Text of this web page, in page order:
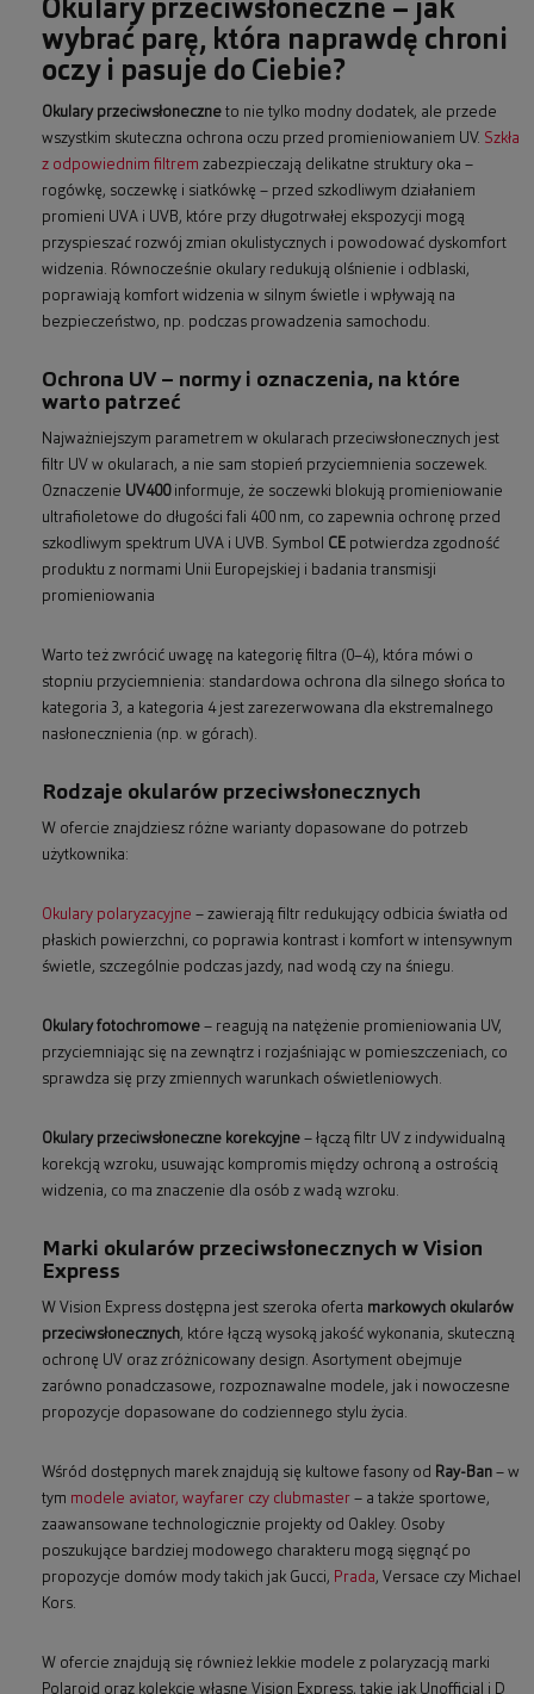
Okulary przeciwsłoneczne – jak
wybrać parę, która naprawdę chroni
oczy i pasuje do Ciebie?
Okulary przeciwsłoneczne to nie tylko modny dodatek, ale przede
wszystkim skuteczna ochrona oczu przed promieniowaniem UV. Szkła
z odpowiednim filtrem zabezpieczają delikatne struktury oka –
rogówkę, soczewkę i siatkówkę – przed szkodliwym działaniem
promieni UVA i UVB, które przy długotrwałej ekspozycji mogą
przyspieszać rozwój zmian okulistycznych i powodować dyskomfort
widzenia. Równocześnie okulary redukują olśnienie i odblaski,
poprawiają komfort widzenia w silnym świetle i wpływają na
bezpieczeństwo, np. podczas prowadzenia samochodu.
Ochrona UV – normy i oznaczenia, na które
warto patrzeć
Najważniejszym parametrem w okularach przeciwsłonecznych jest
filtr UV w okularach, a nie sam stopień przyciemnienia soczewek.
Oznaczenie UV400informuje, że soczewki blokują promieniowanie
ultrafioletowe do długości fali 400 nm, co zapewnia ochronę przed
szkodliwym spektrum UVA i UVB. Symbol CE potwierdza zgodność
produktu z normami Unii Europejskiej i badania transmisji
promieniowania
Warto też zwrócić uwagę na kategorię filtra (0–4), która mówi o
stopniu przyciemnienia: standardowa ochrona dla silnego słońca to
kategoria 3, a kategoria 4 jest zarezerwowana dla ekstremalnego
nasłonecznienia (np. w górach).
Rodzaje okularów przeciwsłonecznych
W ofercie znajdziesz różne warianty dopasowane do potrzeb
użytkownika:
Okulary polaryzacyjne – zawierają filtr redukujący odbicia światła od
płaskich powierzchni, co poprawia kontrast i komfort w intensywnym
świetle, szczególnie podczas jazdy, nad wodą czy na śniegu.
Okulary fotochromowe – reagują na natężenie promieniowania UV,
przyciemniając się na zewnątrz i rozjaśniając w pomieszczeniach, co
sprawdza się przy zmiennych warunkach oświetleniowych.
Okulary przeciwsłoneczne korekcyjne – łączą filtr UV z indywidualną
korekcją wzroku, usuwając kompromis między ochroną a ostrością
widzenia, co ma znaczenie dla osób z wadą wzroku.
Marki okularów przeciwsłonecznych w Vision
Express
W Vision Express dostępna jest szeroka oferta markowych okularów
przeciwsłonecznych, które łączą wysoką jakość wykonania, skuteczną
ochronę UV oraz zróżnicowany design. Asortyment obejmuje
zarówno ponadczasowe, rozpoznawalne modele, jak i nowoczesne
propozycje dopasowane do codziennego stylu życia.
Wśród dostępnych marek znajdują się kultowe fasony od Ray-Ban – w
tym modele aviator, wayfarer czy clubmaster – a także sportowe,
zaawansowane technologicznie projekty od Oakley. Osoby
poszukujące bardziej modowego charakteru mogą sięgnąć po
propozycje domów mody takich jak Gucci, Prada, Versace czy Michael
Kors.
W ofercie znajdują się również lekkie modele z polaryzacją marki
Polaroid oraz kolekcje własne Vision Express, takie jak Unofficial i D